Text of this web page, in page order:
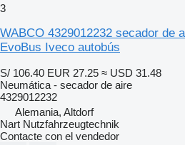
3
WABCO 4329012232 secador de
EvoBus Iveco autobús
S/ 106.40 EUR 27.25 ≈ USD 31.48
Neumática - secador de aire
4329012232
Alemania, Altdorf
Nart Nutzfahrzeugtechnik
Contacte con el vendedor